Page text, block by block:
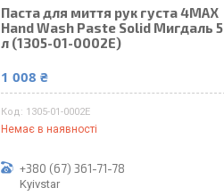
Паста для миття рук густа 4MAX
Hand Wash Paste Solid Мигдаль 5
л (1305-01-0002E)
1 008 ₴
1305-01-0002E
Немає в наявності
+380 (67) 361-71-78
Kyivstar